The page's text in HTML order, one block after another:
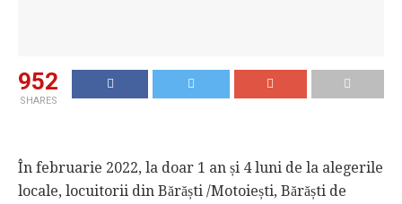
952
SHARES
În februarie 2022, la doar 1 an și 4 luni de la alegerile
locale, locuitorii din Bărăști /Motoiești, Bărăști de